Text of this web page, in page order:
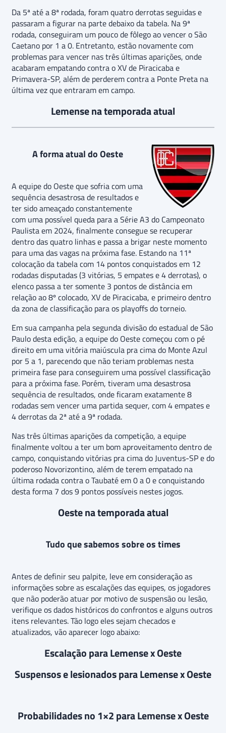
Da 5ª até a 8ª rodada, foram quatro derrotas seguidas e
passaram a figurar na parte debaixo da tabela. Na 9ª
rodada, conseguiram um pouco de fôlego ao vencer o São
Caetano por 1 a 0. Entretanto, estão novamente com
problemas para vencer nas três últimas aparições, onde
acabaram empatando contra o XV de Piracicaba e
Primavera-SP, além de perderem contra a Ponte Preta na
última vez que entraram em campo.
Lemense na temporada atual
A forma atual do Oeste
A equipe do Oeste que sofria com uma
sequência desastrosa de resultados e
ter sido ameaçado constantemente
com uma possível queda para a Série A3 do Campeonato
Paulista em 2024, finalmente consegue se recuperar
dentro das quatro linhas e passa a brigar neste momento
para uma das vagas na próxima fase. Estando na 11ª
colocação da tabela com 14 pontos conquistados em 12
rodadas disputadas (3 vitórias, 5 empates e 4 derrotas), o
elenco passa a ter somente 3 pontos de distância em
relação ao 8º colocado, XV de Piracicaba, e primeiro dentro
da zona de classificação para os playoffs do torneio.
Em sua campanha pela segunda divisão do estadual de São
Paulo desta edição, a equipe do Oeste começou com o pé
direito em uma vitória maiúscula pra cima do Monte Azul
por 5 a 1, parecendo que não teriam problemas nesta
primeira fase para conseguirem uma possível classificação
para a próxima fase. Porém, tiveram uma desastrosa
sequência de resultados, onde ficaram exatamente 8
rodadas sem vencer uma partida sequer, com 4 empates e
4 derrotas da 2ª até a 9ª rodada.
Nas três últimas aparições da competição, a equipe
finalmente voltou a ter um bom aproveitamento dentro de
campo, conquistando vitórias pra cima do Juventus-SP e do
poderoso Novorizontino, além de terem empatado na
última rodada contra o Taubaté em 0 a 0 e conquistando
desta forma 7 dos 9 pontos possíveis nestes jogos.
Oeste na temporada atual
Tudo que sabemos sobre os times
Antes de definir seu palpite, leve em consideração as
informações sobre as escalações das equipes, os jogadores
que não poderão atuar por motivo de suspensão ou lesão,
verifique os dados históricos do confrontos e alguns outros
itens relevantes. Tão logo eles sejam checados e
atualizados, vão aparecer logo abaixo:
Escalação para Lemense x Oeste
Suspensos e lesionados para Lemense x Oeste
Probabilidades no 1×2 para Lemense x Oeste